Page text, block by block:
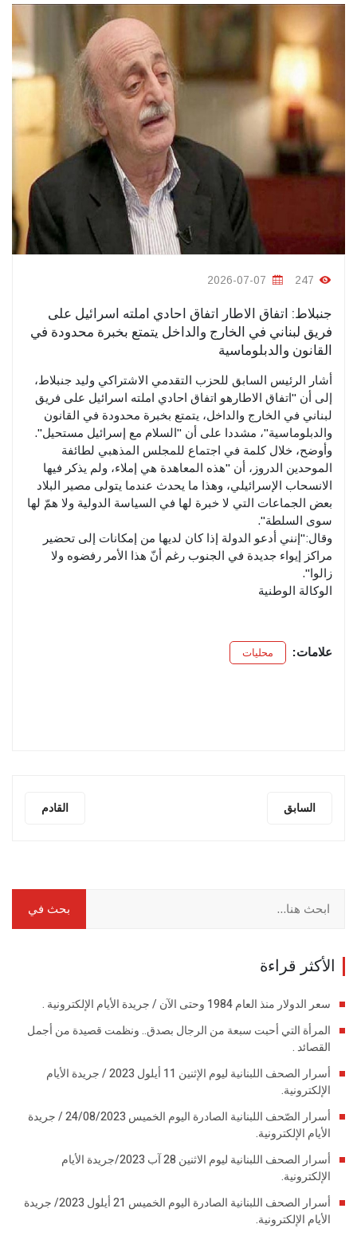
جنبلاط: اتفاق الاطار اتفاق احادي املته اسرائيل على
فريق لبناني في الخارج والداخل يتمتع بخبرة محدودة في
القانون والدبلوماسية
أشار الرئيس السابق للحزب التقدمي الاشتراكي ​وليد جنبلاط​،
إلى أن "اتفاق الاطارهو اتفاق احادي املته اسرائيل على فريق
لبناني في الخارج والداخل، يتمتع بخبرة محدودة في القانون
والدبلوماسية"، مشددا على أن "السلام مع إسرائيل مستحيل".
وأوضح، خلال كلمة في اجتماع للمجلس المذهبي لطائفة
الموحدين الدروز، أن "هذه المعاهدة هي إملاء، ولم يذكر فيها
الانسحاب الإسرائيلي، وهذا ما يحدث عندما يتولى مصير البلاد
بعض الجماعات التي لا خبرة لها في ال​سياسة​ الدولية ولا همّ لها
سوى السلطة".
وقال:"إنني أدعو الدولة إذا كان لديها من إمكانات إلى تحضير
مراكز إيواء جديدة في الجنوب رغم أنّ هذا الأمر رفضوه ولا
زالوا".
الوكالة الوطنية
علامات: محليات
القادم السابق
الأكثر قراءة
سعر الدولار منذ العام 1984 وحتى الآن / جريدة الأيام الإلكترونية .
المرأة التي أحبت سبعة من الرجال بصدق.. ونظمت قصيدة من أجمل
القصائد .
أسرار الصحف اللبنانية ليوم الإثنين 11 أيلول 2023 / جريدة الأيام
الإلكترونية.
أسرار الصّحف اللبنانية الصادرة اليوم الخميس 24/08/2023 / جريدة
الأيام الإلكترونية.
أسرار الصحف اللبنانية ليوم الاثنين 28 آب 2023/جريدة الأيام
الإلكترونية.
أسرار الصحف اللبنانية الصادرة اليوم الخميس 21 أيلول 2023/ جريدة
الأيام الإلكترونية.